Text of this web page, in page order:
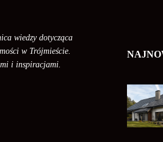
wiedzy dotycząca
w Trójmieście.
i inspiracjami.